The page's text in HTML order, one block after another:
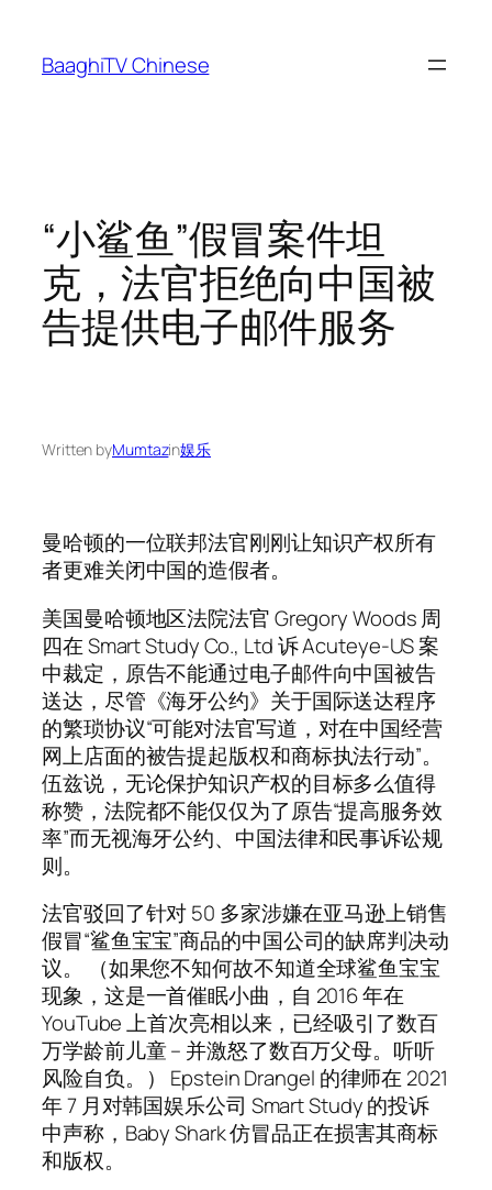
content
BaaghiTV Chinese
“小鲨鱼”假冒案件坦
克，法官拒绝向中国被
告提供电子邮件服务
Written byMumtazin娱乐
曼哈顿的一位联邦法官刚刚让知识产权所有
者更难关闭中国的造假者。
美国曼哈顿地区法院法官 Gregory Woods 周
四在 Smart Study Co., Ltd 诉 Acuteye-US 案
中裁定，原告不能通过电子邮件向中国被告
送达，尽管《海牙公约》关于国际送达程序
的繁琐协议“可能对法官写道，对在中国经营
网上店面的被告提起版权和商标执法行动”。
伍兹说，无论保护知识产权的目标多么值得
称赞，法院都不能仅仅为了原告“提高服务效
率”而无视海牙公约、中国法律和民事诉讼规
则。
法官驳回了针对 50 多家涉嫌在亚马逊上销售
假冒“鲨鱼宝宝”商品的中国公司的缺席判决动
议。 （如果您不知何故不知道全球鲨鱼宝宝
现象，这是一首催眠小曲，自 2016 年在
YouTube 上首次亮相以来，已经吸引了数百
万学龄前儿童 – 并激怒了数百万父母。听听
风险自负。） Epstein Drangel 的律师在 2021
年 7 月对韩国娱乐公司 Smart Study 的投诉
中声称，Baby Shark 仿冒品正在损害其商标
和版权。